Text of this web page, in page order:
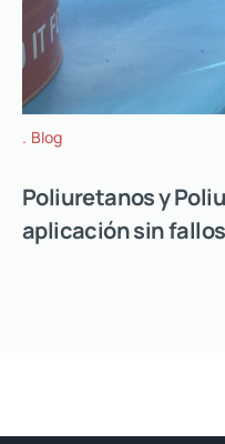
Blog
Poliuretanos y
aplicación sin fallos